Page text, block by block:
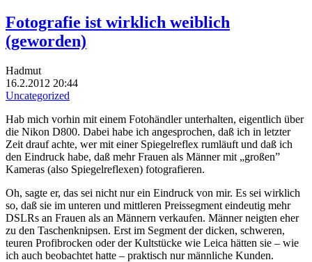
Fotografie ist wirklich weiblich
(geworden)
Hadmut
16.2.2012 20:44
Uncategorized
Hab mich vorhin mit einem Fotohändler unterhalten, eigentlich über
die Nikon D800. Dabei habe ich angesprochen, daß ich in letzter
Zeit drauf achte, wer mit einer Spiegelreflex rumläuft und daß ich
den Eindruck habe, daß mehr Frauen als Männer mit „großen”
Kameras (also Spiegelreflexen) fotografieren.
Oh, sagte er, das sei nicht nur ein Eindruck von mir. Es sei wirklich
so, daß sie im unteren und mittleren Preissegment eindeutig mehr
DSLRs an Frauen als an Männern verkaufen. Männer neigten eher
zu den Taschenknipsen. Erst im Segment der dicken, schweren,
teuren Profibrocken oder der Kultstücke wie Leica hätten sie – wie
ich auch beobachtet hatte – praktisch nur männliche Kunden.